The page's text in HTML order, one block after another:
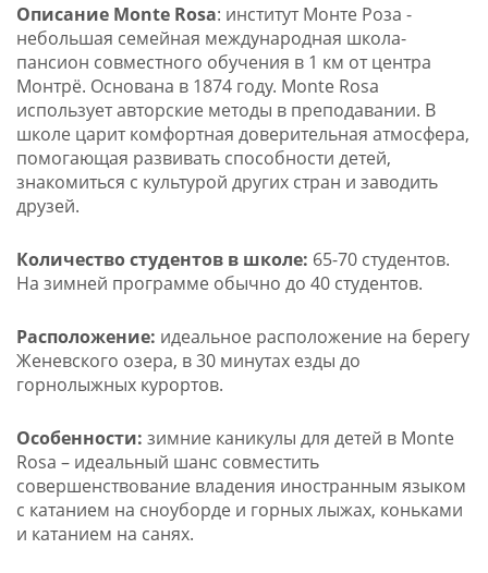
Описание Monte Rosa: институт Монте Роза -
небольшая семейная международная школа-
пансион совместного обучения в 1 км от центра
Монтрё. Основана в 1874 году. Monte Rosa
использует авторские методы в преподавании. В
школе царит комфортная доверительная атмосфера,
помогающая развивать способности детей,
знакомиться с культурой других стран и заводить
друзей.
Количество студентов в школе: 65-70 студентов.
На зимней программе обычно до 40 студентов.
Расположение: идеальное расположение на берегу
Женевского озера, в 30 минутах езды до
горнолыжных курортов.
Особенности: зимние каникулы для детей в Monte
Rosa – идеальный шанс совместить
совершенствование владения иностранным языком
с катанием на сноуборде и горных лыжах, коньками
и катанием на санях.